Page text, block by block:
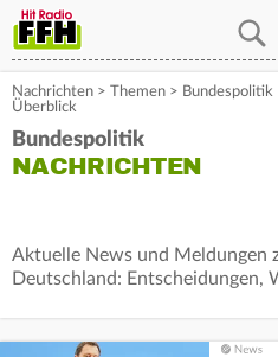
Nachrichten > Themen >
Überblick
Bundespolitik
NACHRICHTEN
Aktuelle News und Meldungen
Deutschland: Entscheidungen,